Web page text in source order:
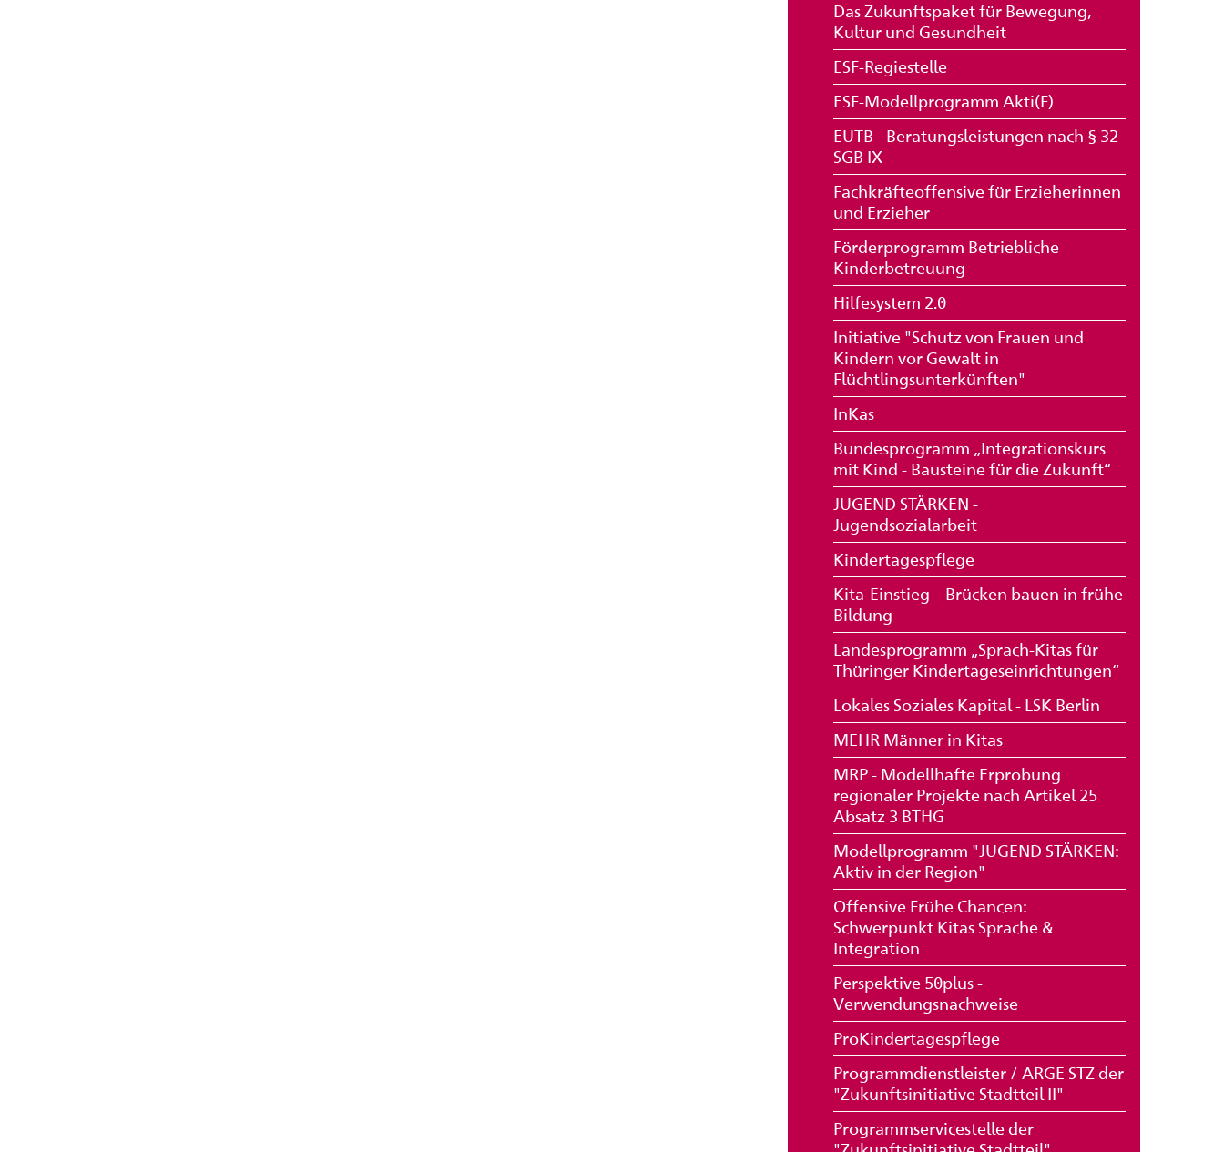
Das Zukunftspaket für Bewegung,
Kultur und Gesundheit
ESF-Regiestelle
ESF-Modellprogramm Akti(F)
EUTB - Beratungsleistungen nach § 32
SGB IX
Fachkräfteoffensive für Erzieherinnen
und Erzieher
Förderprogramm Betriebliche
Kinderbetreuung
Hilfesystem 2.0
Initiative "Schutz von Frauen und
Kindern vor Gewalt in
Flüchtlingsunterkünften"
InKas
Bundesprogramm „Integrationskurs
mit Kind - Bausteine für die Zukunft“
JUGEND STÄRKEN -
Jugendsozialarbeit
Kindertagespflege
Kita-Einstieg – Brücken bauen in frühe
Bildung
Landesprogramm „Sprach-Kitas für
Thüringer Kindertageseinrichtungen“
Lokales Soziales Kapital - LSK Berlin
MEHR Männer in Kitas
MRP - Modellhafte Erprobung
regionaler Projekte nach Artikel 25
Absatz 3 BTHG
Modellprogramm "JUGEND STÄRKEN:
Aktiv in der Region"
Offensive Frühe Chancen:
Schwerpunkt Kitas Sprache &
Integration
Perspektive 50plus -
Verwendungsnachweise
ProKindertagespflege
Programmdienstleister / ARGE STZ der
"Zukunftsinitiative Stadtteil II"
Programmservicestelle der